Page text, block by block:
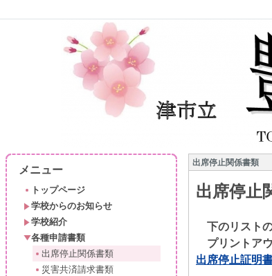
メニュー
トップページ
学校からのお知らせ
学校紹介
各種申請書類
出席停止関係書類
災害共済請求書類
出席停止関係書類
出席停止
下のリストの
プリントアウ
出席停止証明